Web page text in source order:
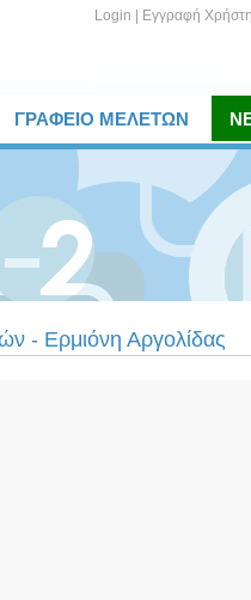
Login Εγγραφή Χρήστη
ΓΡΑΦΕΙΟ ΜΕΛΕΤΩΝ
- Ερμιόνη Αργολίδας